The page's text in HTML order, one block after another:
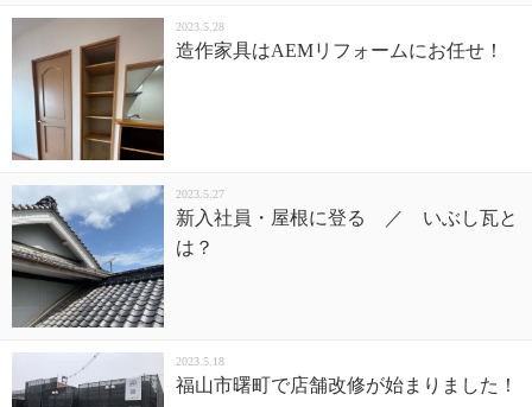
造作家具はAEMリフォームにお任せ！
2023.5.28
新入社員・屋根に登る ／ いぶし瓦と
は？
2023.5.27
福山市曙町で店舗改修が始まりました！
2023.5.18